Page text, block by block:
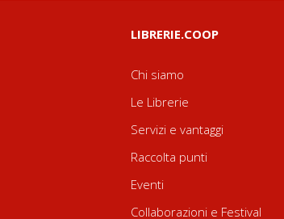
LIBRERIE.COOP
Chi siamo
Le Librerie
Servizi e vantaggi
Raccolta punti
Eventi
Collaborazioni e Festival